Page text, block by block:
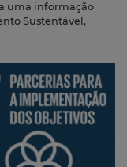
uma informação
Sustentável,